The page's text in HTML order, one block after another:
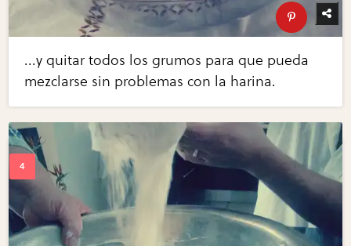
...y quitar todos los grumos para que pueda
mezclarse sin problemas con la harina.